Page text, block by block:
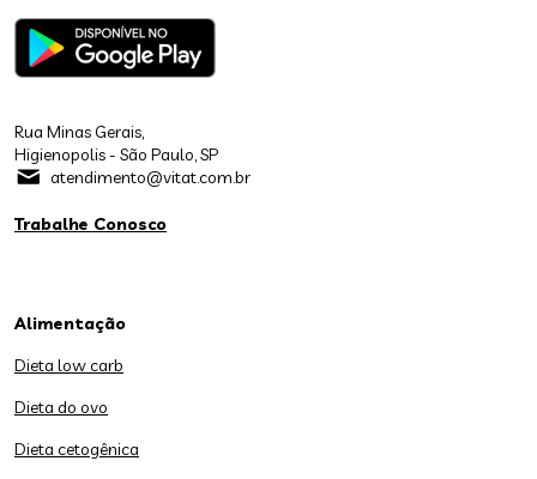
Rua Minas Gerais,
Higienopolis - São Paulo, SP
atendimento@vitat.com.br
Trabalhe Conosco
Alimentação
Dieta low carb
Dieta do ovo
Dieta cetogênica